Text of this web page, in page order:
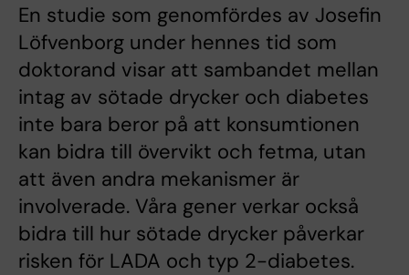
En studie som genomfördes av Josefin
Löfvenborg under hennes tid som
doktorand visar att sambandet mellan
intag av sötade drycker och diabetes
inte bara beror på att konsumtionen
kan bidra till övervikt och fetma, utan
att även andra mekanismer är
involverade. Våra gener verkar också
bidra till hur sötade drycker påverkar
risken för LADA och typ 2-diabetes.